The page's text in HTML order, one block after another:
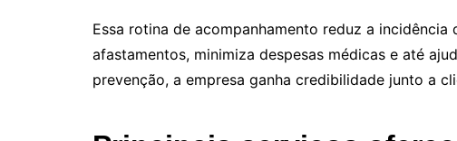
Essa rotina de acompanhamento reduz a
afastamentos, minimiza despesas médicas e até
prevenção, a empresa ganha credibilidade junto a